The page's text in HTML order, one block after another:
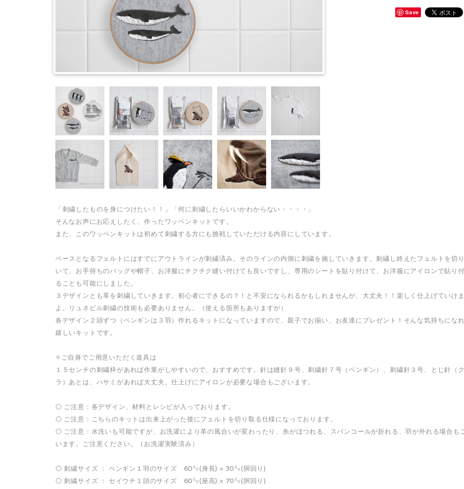
Save
「刺繍したものを身につけたい！！」「何に刺繍したらいいかわからない・・・・」
そんなお声にお応えしたく、作ったワッペンキットです。
また、このワッペンキットは初めて刺繍する方にも挑戦していただける内容にしています。
ベースとなるフェルトにはすでにアウトラインが刺繍済み。そのラインの内側に刺繍を施していきます。刺繍し終えたフェルトを切
いて、お手持ちのバッグや帽子、お洋服にチクチク縫い付けても良いですし、専用のシートを貼り付けて、お洋服にアイロンで貼り
ることも可能にしました。
３デザインとも革を刺繍していきます。初心者にできるの？！と不安になられるかもしれませんが、大丈夫！！楽しく仕上げていけ
よ。リュネビル刺繍の技術も必要ありません。（使える箇所もありますが）
各デザイン２頭ずつ（ペンギンは３羽）作れるキットになっていますので、親子でお揃い、お友達にプレゼント！そんな気持ちにな
嬉しいキットです。
⚪︎ご自身でご用意いただく道具は
１５センチの刺繍枠があれば作業がしやすいので、おすすめです。針は縫針９号、刺繍針７号（ペンギン）、刺繍針３号、とじ針（
ラ）あとは、ハサミがあれば大丈夫。仕上げにアイロンが必要な場合もございます。
⚪️ ご注意：各デザイン、材料とレシピが入っております。
⚪️ ご注意：こちらのキットは出来上がった後にフェルトを切り取る仕様になっております。
⚪️ ご注意：水洗いも可能ですが、お洗濯により革の風合いが変わったり、糸がほつれる、スパンコールが折れる、羽が外れる場合も
います。ご注意ください。（お洗濯実験済み）
⚪️ 刺繍サイズ ： ペンギン１羽のサイズ 60㍉(身長) × 30㍉(胴回り)
⚪️ 刺繍サイズ ： セイウチ１頭のサイズ 60㍉(座高) × 70㍉(胴回り)